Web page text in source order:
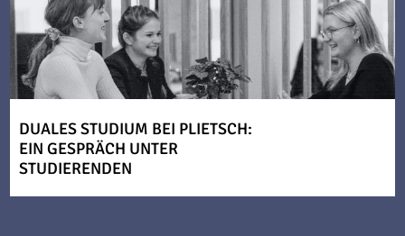
DUALES STUDIUM BEI PLIETSCH:
EIN GESPRÄCH UNTER
STUDIERENDEN